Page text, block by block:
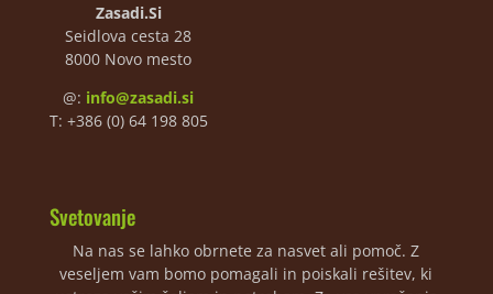
Zasadi.Si
Seidlova cesta 28
8000 Novo mesto
@: info@zasadi.si
T: +386 (0) 64 198 805
Svetovanje
Na nas se lahko obrnete za nasvet ali pomoč. Z
veseljem vam bomo pomagali in poiskali rešitev, ki